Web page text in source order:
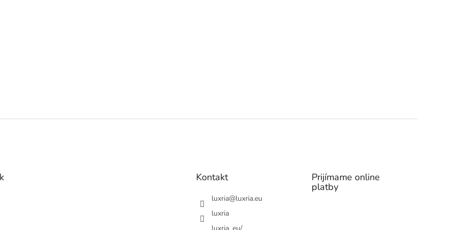
Kontakt
luxria@luxria.eu
luxria
Prijímame online
platby